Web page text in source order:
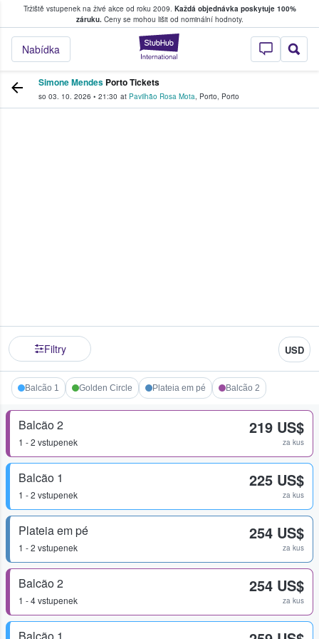
Tržiště vstupenek na živé akce od roku 2009. Každá objednávka poskytuje 100%
záruku.Ceny se mohou lišit od nominální hodnoty.
StubHub –
Nabídka
kde fanoušci kupují a prodávají vstupenky
Simone Mendes Porto Tickets
so 03. 10. 2026 • 21:30 at Pavilhão Rosa Mota, Porto, Porto
Filtry USD
Balcão 1 Golden Circle Plateia em pé Balcão 2
Balcão 2
1 - 2 vstupenek
219 US$
za kus
Balcão 1
1 - 2 vstupenek
225 US$
za kus
Plateia em pé
1 - 2 vstupenek
254 US$
za kus
Balcão 2
1 - 4 vstupenek
254 US$
za kus